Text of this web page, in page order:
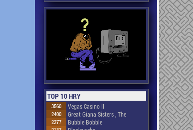
TOP 10 HRY
3560 Vegas Casino II
2400 Great Giana Sisters , The
2277 Bubble Bobble